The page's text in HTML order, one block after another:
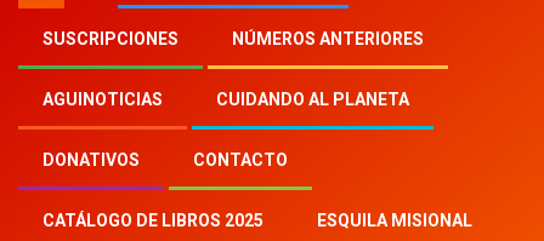
SUSCRIPCIONES NÚMEROS ANTERIORES
AGUINOTICIAS CUIDANDO AL PLANETA
DONATIVOS CONTACTO
CATÁLOGO DE LIBROS 2025 ESQUILA MISIONAL
Inicio Aguinoticias Síndrome de Down
Síndrome de Down